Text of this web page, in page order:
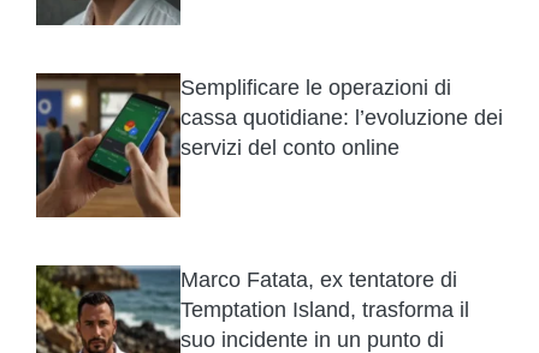
Semplificare le operazioni di
cassa quotidiane: l’evoluzione dei
servizi del conto online
Marco Fatata, ex tentatore di
Temptation Island, trasforma il
suo incidente in un punto di